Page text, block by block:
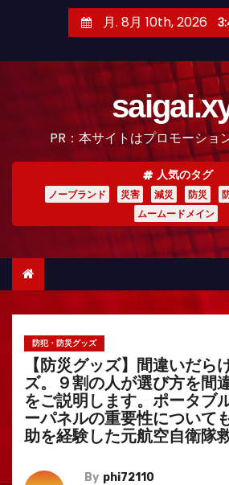
月. 8月 10th, 2026
PR：本サイトはプロモーショ
人気のタグ
ノーブランド 災害 減災 防災
ムームードメイン
防犯・防災グッズ
【防災グッズ】間違いだら
ズ。９割の人が選び方を間
をご説明します。ポータブ
ーパネルの重要性について
助を経験した元航空自衛隊
By phi72110